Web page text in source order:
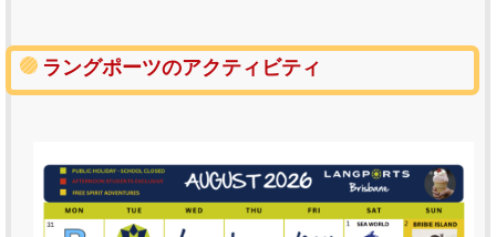
ラングポーツのアクティビティ